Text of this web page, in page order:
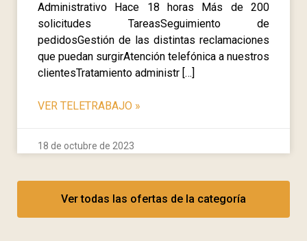
Administrativo Hace 18 horas Más de 200
solicitudes TareasSeguimiento de
pedidosGestión de las distintas reclamaciones
que puedan surgirAtención telefónica a nuestros
clientesTratamiento administr […]
VER TELETRABAJO »
18 de octubre de 2023
Ver todas las ofertas de la categoría